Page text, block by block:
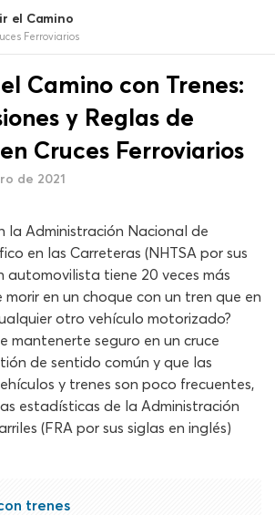
el Camino
Ferroviarios
Camino con Trenes:
y Reglas de
Cruces Ferroviarios
de 2021
la Administración Nacional de
en las Carreteras (NHTSA por sus
automovilista tiene 20 veces más
en un choque con un tren que en
otro vehículo motorizado?
mantenerte seguro en un cruce
de sentido común y que las
y trenes son poco frecuentes,
estadísticas de la Administración
(FRA por sus siglas en inglés)
trenes